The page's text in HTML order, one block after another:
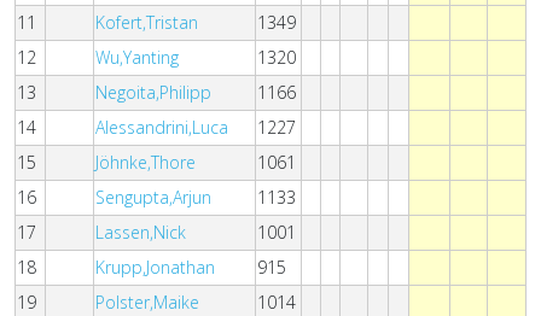
11 Kofert,Tristan
1349
12
Wu,Yanting
1320
13
Negoita,Philipp
1166
14
Alessandrini,Luca
1227
15
Jöhnke,Thore
1061
16
Sengupta,Arjun
1133
17
Lassen,Nick
1001
18
Krupp,Jonathan
915
19
Polster,Maike
1014